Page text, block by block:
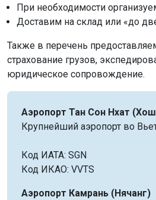
При необходимости
Доставим на склад или «до
Также в перечень
страхование грузов,
юридическое сопровождение.
Аэропорт Тан Сон Нхат
Крупнейший аэропорт во
Код ИАТА: SGN
Код ИКАО: VVTS
Аэропорт Камрань (Нячанг)